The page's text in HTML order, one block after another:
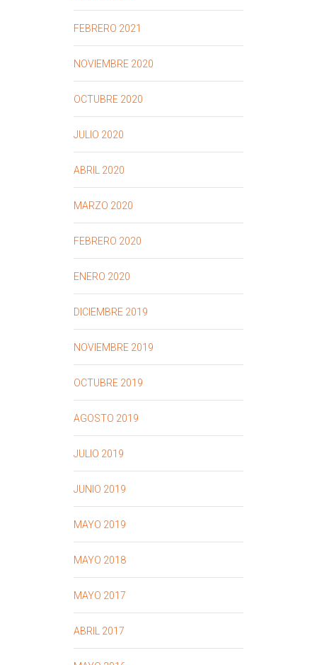
FEBRERO 2021
NOVIEMBRE 2020
OCTUBRE 2020
JULIO 2020
ABRIL 2020
MARZO 2020
FEBRERO 2020
ENERO 2020
DICIEMBRE 2019
NOVIEMBRE 2019
OCTUBRE 2019
AGOSTO 2019
JULIO 2019
JUNIO 2019
MAYO 2019
MAYO 2018
MAYO 2017
ABRIL 2017